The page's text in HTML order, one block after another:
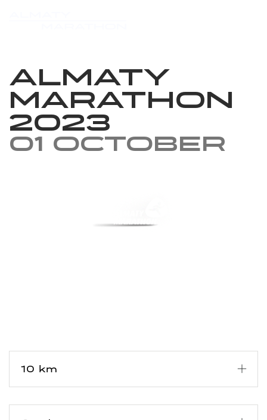
Almaty
marathon
2023
01 October